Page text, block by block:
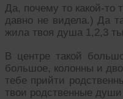
Да, почему то какой-то
давно не видела.) Да
жила твоя душа 1,2,3
В центре такой
большое, колонны и
тебе прийти
твои родственные